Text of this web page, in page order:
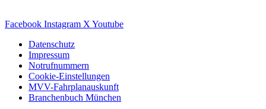
Facebook Instagram X Youtube
Datenschutz
Impressum
Notrufnummern
Cookie-Einstellungen
MVV-Fahrplanauskunft
Branchenbuch München